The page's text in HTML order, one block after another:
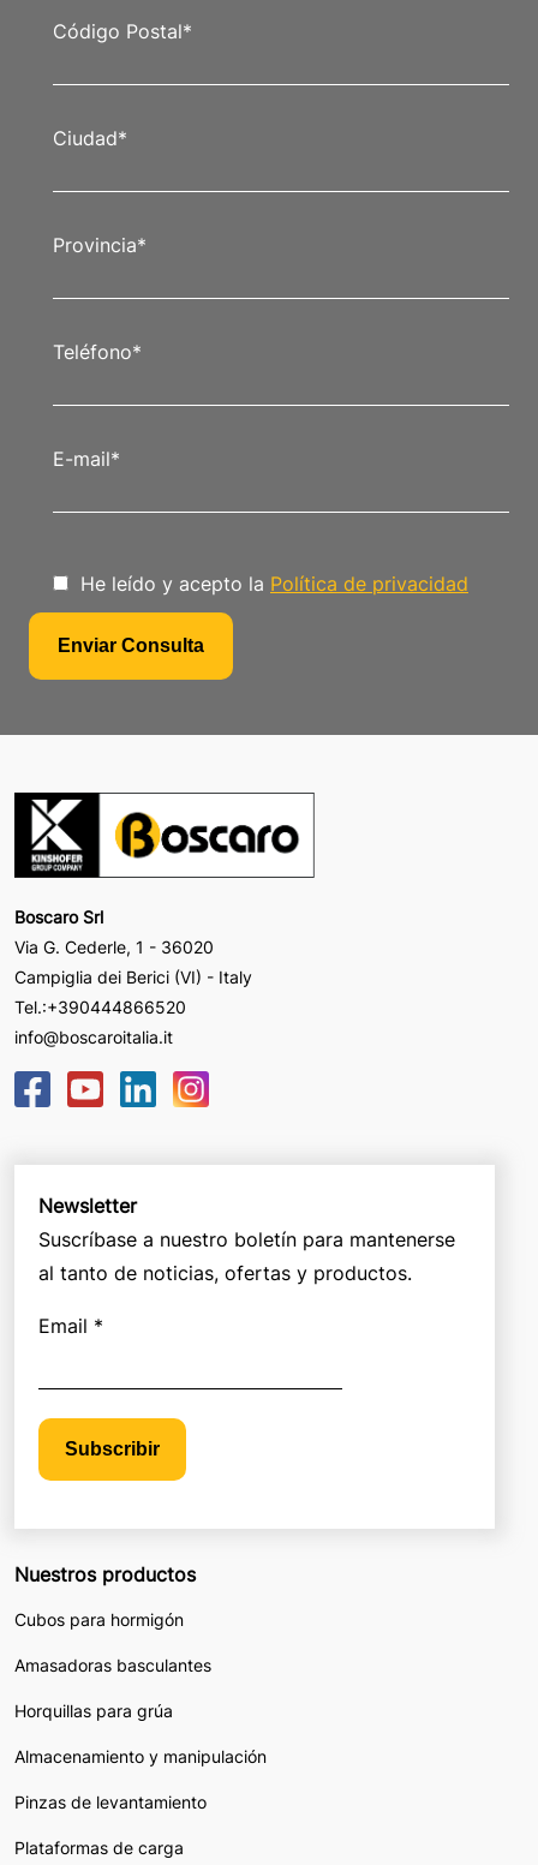
Código Postal*
Ciudad*
Provincia*
Teléfono*
E-mail*
He leído y acepto la Política de privacidad
Boscaro Srl
Via G. Cederle, 1 - 36020
Campiglia dei Berici (VI) - Italy
Tel.:+390444866520
info@boscaroitalia.it
Newsletter
Suscríbase a nuestro boletín para mantenerse
al tanto de noticias, ofertas y productos.
Email *
Subscribir
Nuestros productos
Cubos para hormigón
Amasadoras basculantes
Horquillas para grúa
Almacenamiento y manipulación
Pinzas de levantamiento
Plataformas de carga